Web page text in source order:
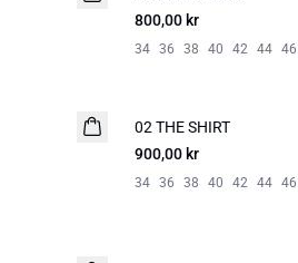
800,00 kr
34 36 38 40 42 44 46
NYHED
02 THE SHIRT
900,00 kr
34 36 38 40 42 44 46